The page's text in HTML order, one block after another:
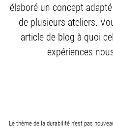
élaboré un concept
de plusieurs ateliers.
article de blog à quoi
expériences
Le thème de la durabilité n'est pas